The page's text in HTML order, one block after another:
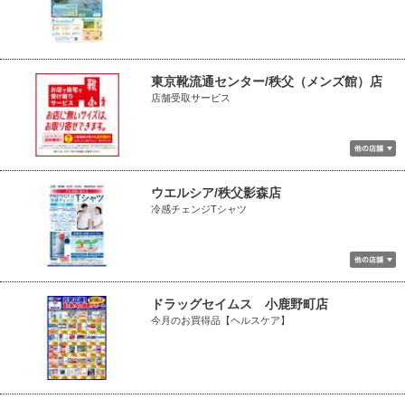
東京靴流通センター/秩父（メンズ館）店
店舗受取サービス
ウエルシア/秩父影森店
冷感チェンジTシャツ
ドラッグセイムス 小鹿野町店
今月のお買得品【ヘルスケア】